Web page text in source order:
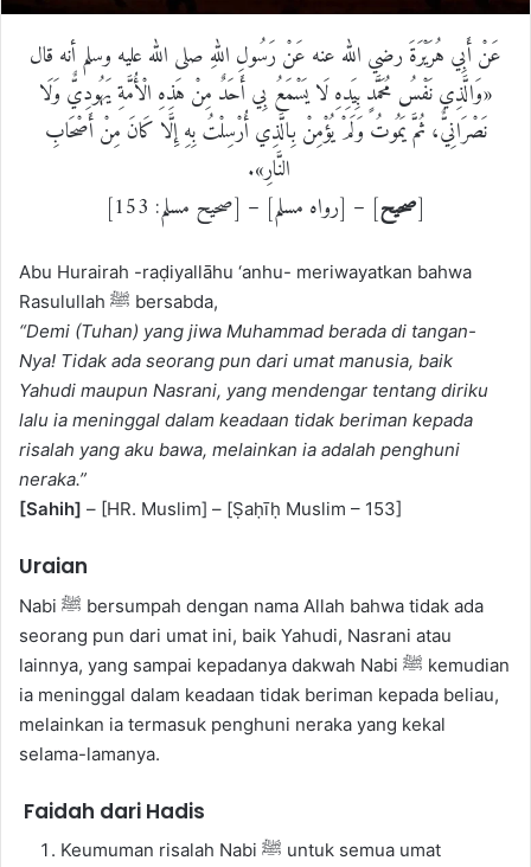
عَنْ أَبِي هُرَيْرَةَ رضي الله عنه عَنْ رَسُولِ اللهِ صلى الله عليه وسلم أنه قال
«وَالَّذِي نَفْسُ مُحَمَّدٍ بِيَدِهِ لَا يَسْمَعُ بِي أَحَدٌ مِنْ هَذِهِ الْأُمَّةِ يَهُودِيٌّ وَلَا
نَصْرَانِيٌّ، ثُمَّ يَمُوتُ وَلَمْ يُؤْمِنْ بِالَّذِي أُرْسِلْتُ بِهِ إِلَّا كَانَ مِنْ أَصْحَابِ
النَّارِ».
[صحيح] – [رواه مسلم] – [صحيح مسلم: 153]
Abu Hurairah -raḍiyallāhu ‘anhu- meriwayatkan bahwa
Rasulullah ﷺ bersabda,
“Demi (Tuhan) yang jiwa Muhammad berada di tangan-
Nya! Tidak ada seorang pun dari umat manusia, baik
Yahudi maupun Nasrani, yang mendengar tentang diriku
lalu ia meninggal dalam keadaan tidak beriman kepada
risalah yang aku bawa, melainkan ia adalah penghuni
neraka.”
[Sahih] – [HR. Muslim] – [Ṣaḥīḥ Muslim – 153]
Uraian
Nabi ﷺ bersumpah dengan nama Allah bahwa tidak ada
seorang pun dari umat ini, baik Yahudi, Nasrani atau
lainnya, yang sampai kepadanya dakwah Nabi ﷺ kemudian
ia meninggal dalam keadaan tidak beriman kepada beliau,
melainkan ia termasuk penghuni neraka yang kekal
selama-lamanya.
Faidah dari Hadis
Keumuman risalah Nabi ﷺ untuk semua umat